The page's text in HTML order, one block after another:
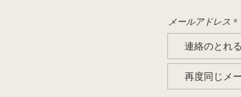
メールアドレス